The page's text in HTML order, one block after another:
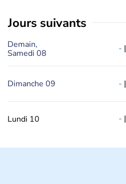
jours suivants
Demain,
Samedi 08
- |
Dimanche 09 - |
Lundi 10 - |